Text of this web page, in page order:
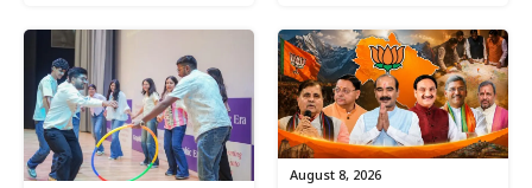
August 8, 2026